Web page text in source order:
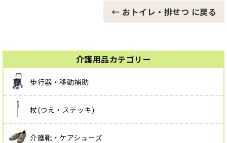
介護用品カテゴリー
歩行器・移動補助
杖(つえ・ステッキ)
介護靴・ケアシューズ
← おトイレ・排せつ に戻る